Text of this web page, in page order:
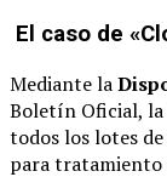
El caso de
Mediante la
Boletín Oficial,
todos los lotes
para tratamiento